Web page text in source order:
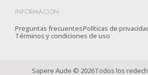
INFORMACIÓN
Preguntas frecuentesPolíticas de
Términos y condiciones de uso
Sapere Aude © 2026Todos los